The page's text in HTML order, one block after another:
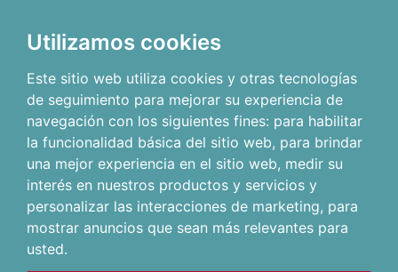
Utilizamos cookies
Este sitio web utiliza cookies y otras tecnologías
de seguimiento para mejorar su experiencia de
navegación con los siguientes fines: para habilitar
la funcionalidad básica del sitio web, para brindar
una mejor experiencia en el sitio web, medir su
interés en nuestros productos y servicios y
personalizar las interacciones de marketing, para
mostrar anuncios que sean más relevantes para
usted.